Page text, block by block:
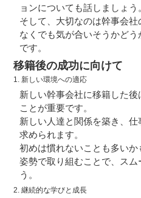
ョンについても話しましょう
そして、大切なのは幹事会
なくでも気が合いそうかど
です。
移籍後の成功に向けて
1. 新しい環境への適応
新しい幹事会社に移籍した
ことが重要です。
新しい人達と関係を築き、
求められます。
初めは慣れないことも多い
姿勢で取り組むことで、スム
う。
2. 継続的な学びと成長